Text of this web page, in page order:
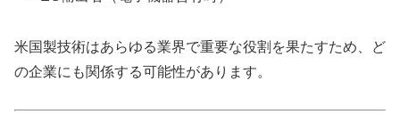
米国製技術はあらゆる業界で重要な役割を果たすため、ど
の企業にも関係する可能性があります。